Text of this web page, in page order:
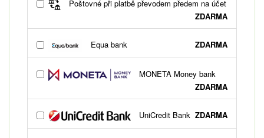
Poštovné při platbě převodem předem na účet
ZDARMA
Equa bank ZDARMA
MONETA Money bank
ZDARMA
UniCredit Bank ZDARMA